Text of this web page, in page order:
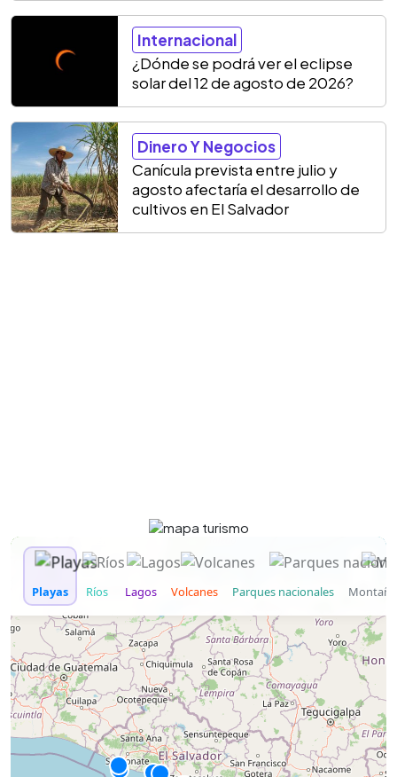
Internacional
¿Dónde se podrá ver el eclipse
solar del 12 de agosto de 2026?
Dinero Y Negocios
Canícula prevista entre julio y
agosto afectaría el desarrollo de
cultivos en El Salvador